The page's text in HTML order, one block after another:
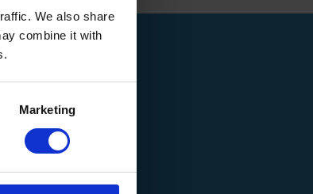
We also share
combine it with
Marketing